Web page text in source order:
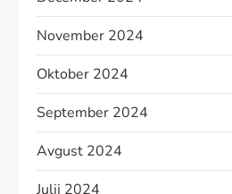
November 2024
Oktober 2024
September 2024
Avgust 2024
Julij 2024